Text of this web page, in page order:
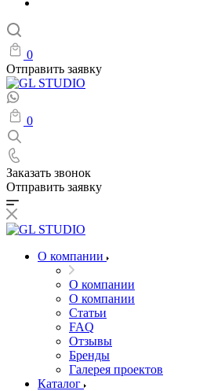
0
Отправить заявку
0
Заказать звонок
Отправить заявку
О компании
О компании
О компании
Статьи
FAQ
Отзывы
Бренды
Галерея проектов
Каталог